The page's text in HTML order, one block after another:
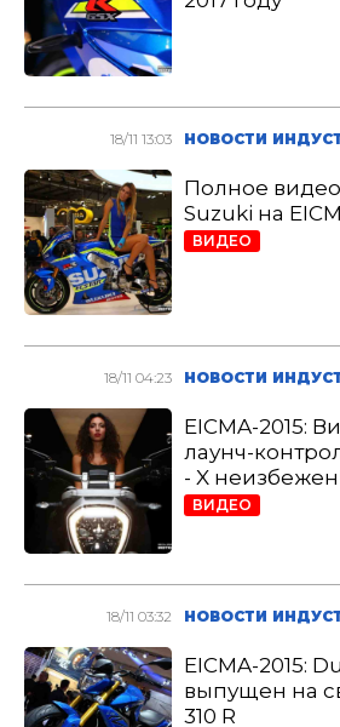
18/11 13:03 НОВОСТИ
Полное
Suzuki на
ВИДЕО
18/11 04:23 НОВОСТИ
EICMA-2015:
лаунч-
- X
ВИДЕО
18/11 03:32 НОВОСТИ
EICMA-2015:
выпущен на
310 R